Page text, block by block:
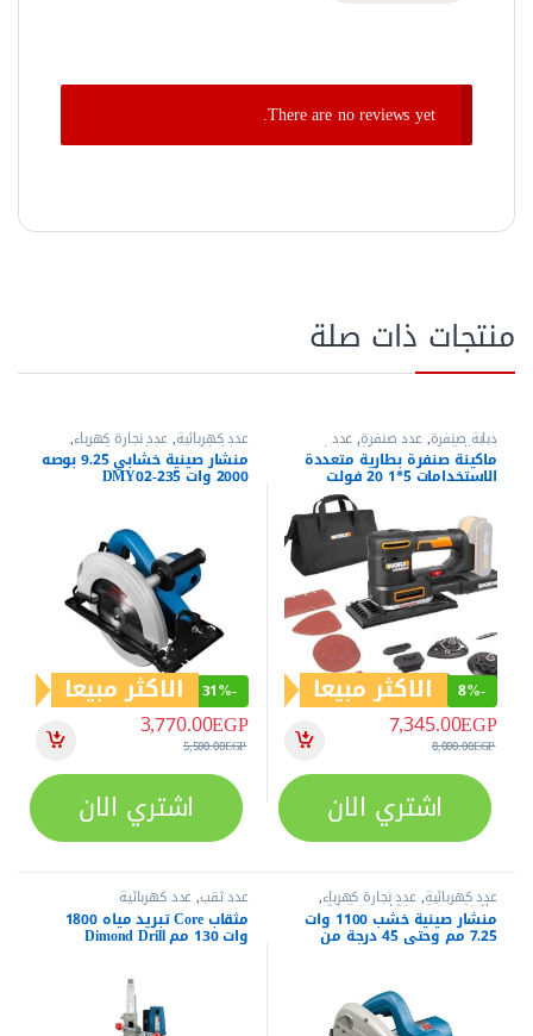
There are no reviews yet.
منتجات ذات صلة
دبابة صنفرة,عدد صنفرة,عدد
كهربائية,عدد متعددة الإستخدام,عدد
نجارة كهرباء,مكنة صنفرة
ماكينة صنفرة بطارية متعددة
الاستخدامات 5*1 20 فولت
WORXموديل WX820 (1 بطارية
+ شاحن سريع)
-
8% الاكثر مبيعا
7,345.00EGP
8,000.00EGP
اشتري الان
عدد كهربائية,عدد نجارة كهرباء,
منشار اركيت,منشار صينية خشب,
منشار قطع منشار صينية خشابي 9.25 بوصه
2000 وات DMY02-235
-
31% الاكثر مبيعا
3,770.00EGP
5,500.00EGP
اشتري الان
عدد كهربائية,عدد نجارة كهرباء,
ماكينة صينية,منشار صينية خشب,
منشار قطع منشار صينية خشب 1100 وات
7.25 مم وحتى 45 درجة من
دونج شينج DMY02-185
عدد ثقب,عدد كهربائية
مثقاب Core تبريد مياه 1800
وات 130 مم Dimond Drill
DZZ02-130